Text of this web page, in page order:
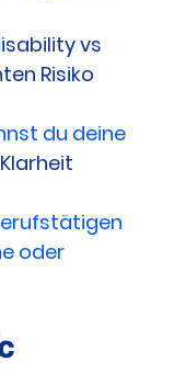
vs
Risiko
du deine
oder